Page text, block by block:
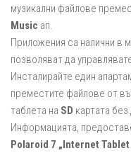
музикални файлове
Music ап.
Приложения са налични в
позволяват да
Инсталирайте един
преместите файлове от
таблета на SD картата
Информацията,
Polaroid 7 „Internet Tablet